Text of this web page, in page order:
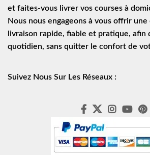
et faites-vous livrer vos courses à
Nous nous engageons à vous offrir
livraison rapide, fiable et pratique, afin
quotidien, sans quitter le confort de
Suivez Nous Sur Les Réseaux :